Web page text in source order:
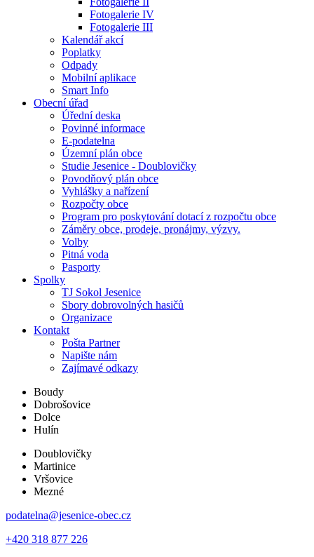
Fotogalerie IV
Fotogalerie III
Kalendář akcí
Poplatky
Odpady
Mobilní aplikace
Smart Info
Obecní úřad
Úřední deska
Povinné informace
E-podatelna
Územní plán obce
Studie Jesenice - Doublovičky
Povodňový plán obce
Vyhlášky a nařízení
Rozpočty obce
Program pro poskytování dotací z rozpočtu obce
Záměry obce, prodeje, pronájmy, výzvy.
Volby
Pitná voda
Pasporty
Spolky
TJ Sokol Jesenice
Sbory dobrovolných hasičů
Organizace
Kontakt
Pošta Partner
Napište nám
Zajímavé odkazy
Boudy
Dobrošovice
Dolce
Hulín
Doublovičky
Martinice
Vršovice
Mezné
podatelna@jesenice-obec.cz
+420 318 877 226